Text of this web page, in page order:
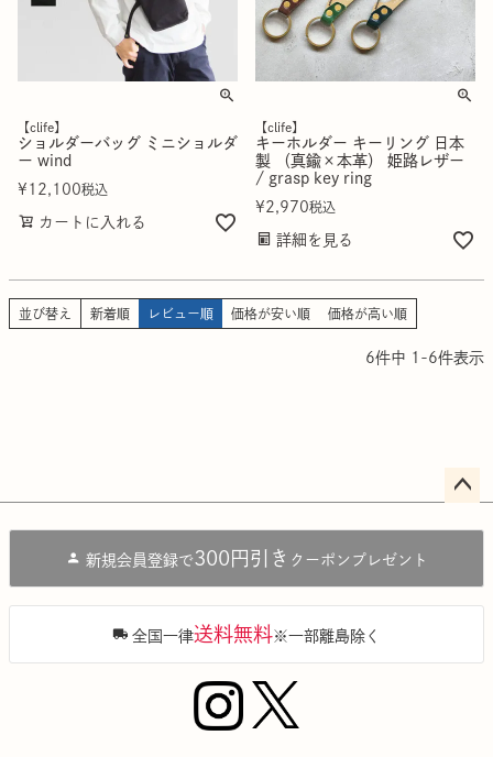
【clife】
ショルダーバッグ ミニショルダ
ー wind
¥ 12,100税込
カートに入れる
【clife】
キーホルダー キーリング 日本
製 （真鍮×本革） 姫路レザー
/ grasp key ring
¥2,970税込
詳細を見る
並び替え 新着順 レビュー順 価格が安い順 価格が高い順
6件中 1 -6件表示
へ
新規会員登録で300円引き クーポンプレゼント
全国一律送料無料※一部離島除く